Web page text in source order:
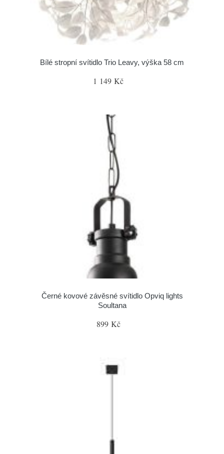
Bílé stropní svítidlo Trio Leavy, výška 58 cm
1 149 Kč
Černé kovové závěsné svítidlo Opviq lights
Soultana
899 Kč